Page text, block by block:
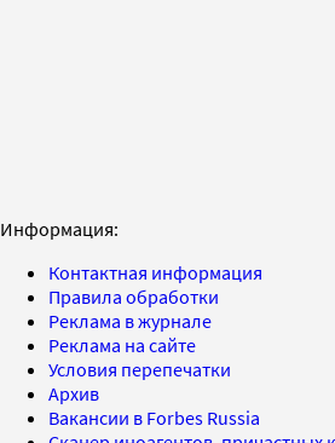
Информация:
Контактная информация
Правила обработки
Реклама в журнале
Реклама на сайте
Условия перепечатки
Архив
Вакансии в Forbes Russia